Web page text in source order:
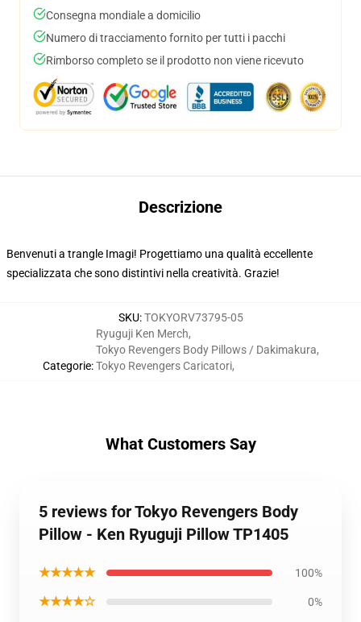
Consegna mondiale a domicilio
Numero di tracciamento fornito per tutti i pacchi
Rimborso completo se il prodotto non viene ricevuto
Descrizione
Benvenuti a trangle Imagi! Progettiamo una qualità eccellente
specializzata che sono distintivi nella creatività. Grazie!
SKU:TOKYORV73795-05
Categorie:
Ryuguji Ken Merch,
Tokyo Revengers Body Pillows / Dakimakura,
Tokyo Revengers Caricatori,
What Customers Say
5 reviews for Tokyo Revengers Body
Pillow - Ken Ryuguji Pillow TP1405
★★★★★ 100%
★★★★☆ 0%